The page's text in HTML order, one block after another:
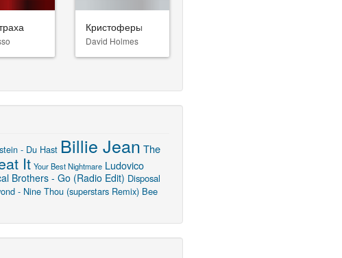
Кристоферы
David Holmes
- Du Hast Billie Jean The
It Your Best Nightmare Ludovico
Brothers - Go (Radio Edit) Disposal
- Nine Thou (superstars Remix) Bee